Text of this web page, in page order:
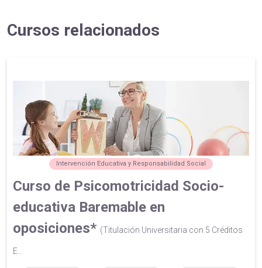
Cursos relacionados
Intervención Educativa y Responsabilidad Social
Curso de Psicomotricidad Socio-
educativa Baremable en
oposiciones* (Titulación Universitaria con 5 Créditos
E...